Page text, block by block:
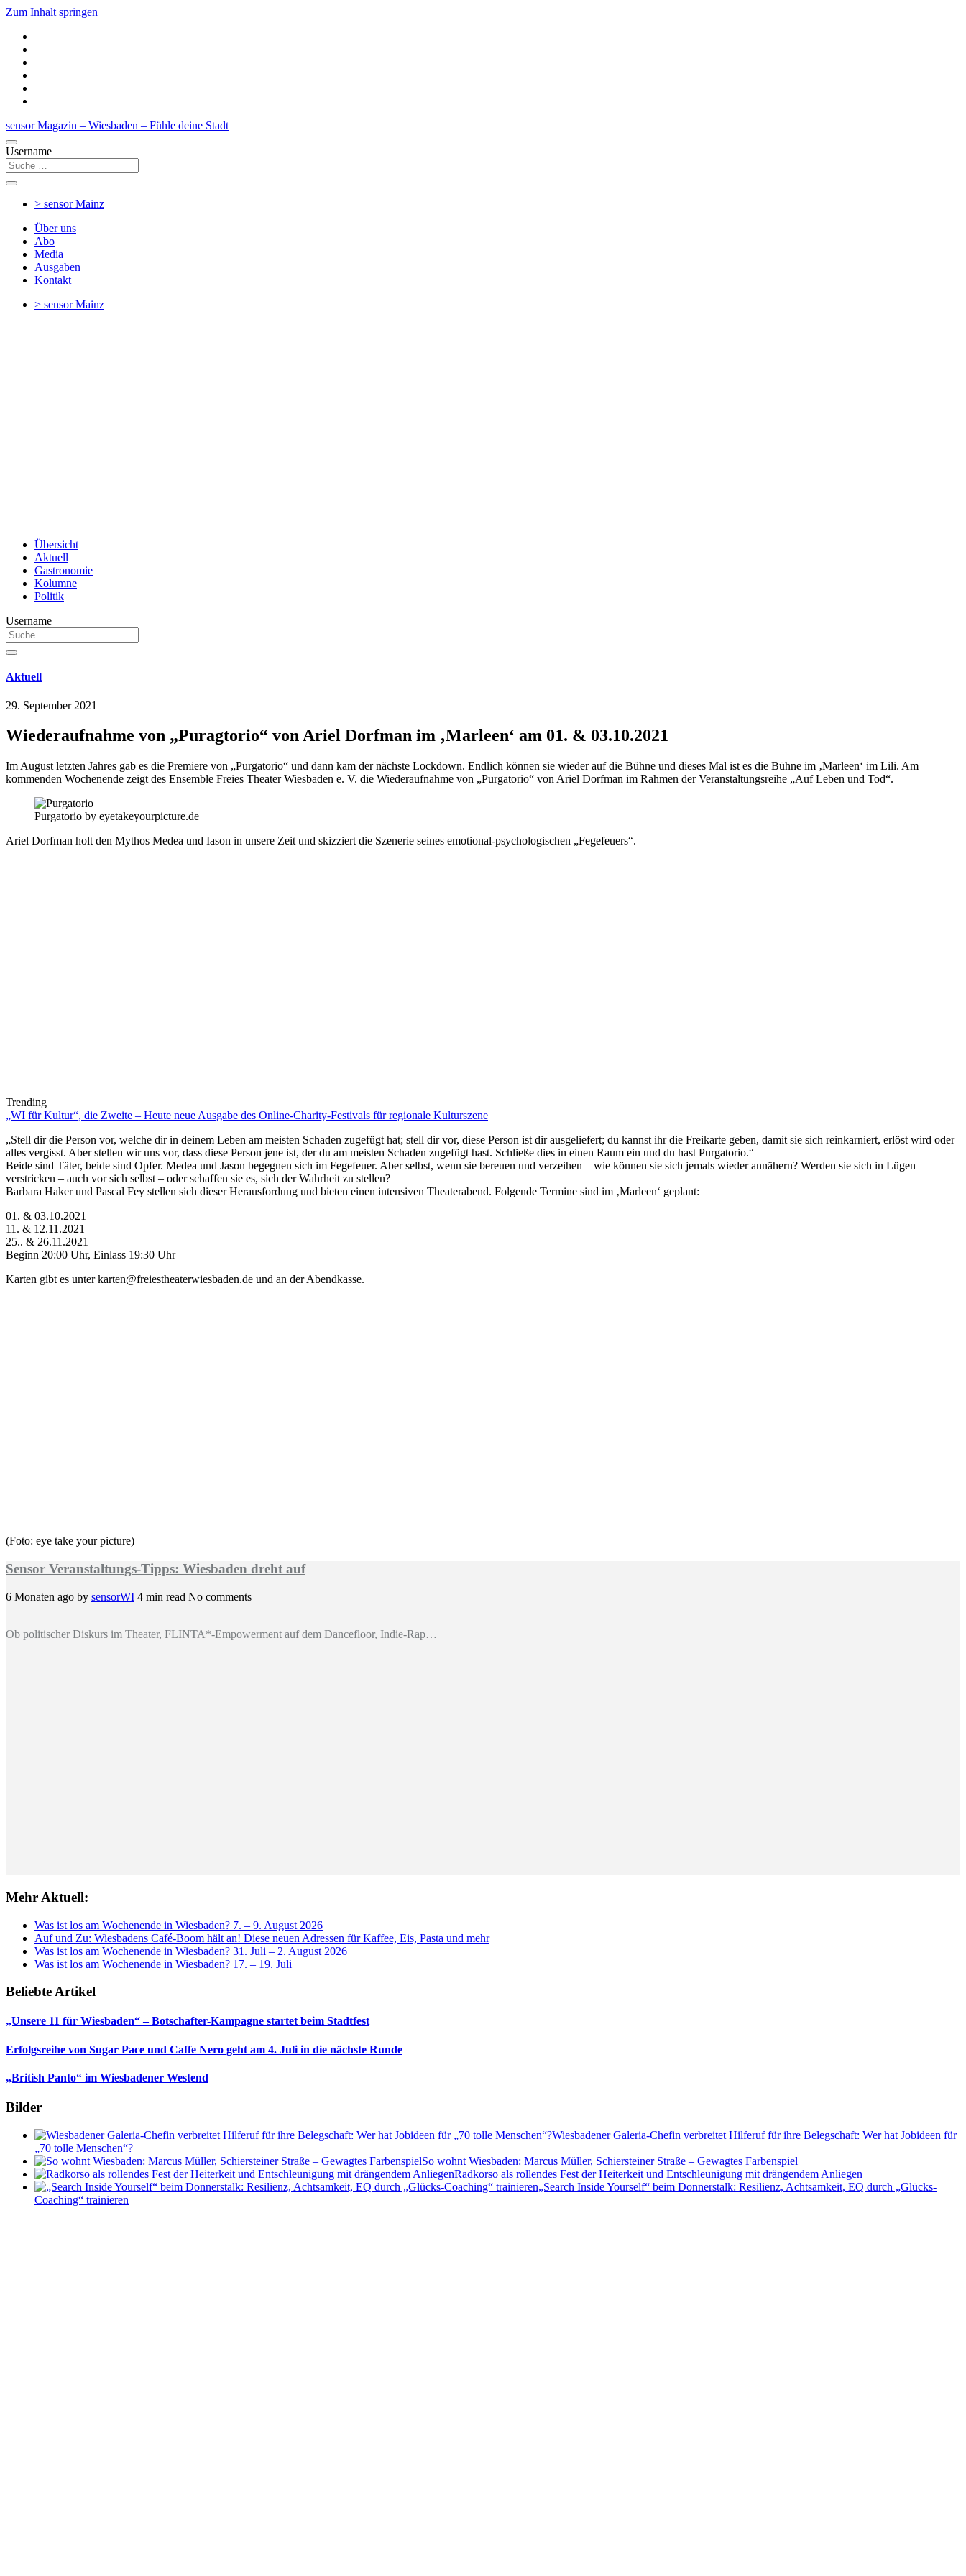
Zum Inhalt springen
sensor Magazin – Wiesbaden – Fühle deine Stadt
Username
> sensorMainz
Über uns
Abo
Media
Ausgaben
Kontakt
> sensorMainz
Übersicht
Aktuell
Gastronomie
Kolumne
Politik
Username
Aktuell
29. September 2021 |
Wiederaufnahme von „Puragtorio“ von Ariel Dorfman im ‚Marleen‘ am 01. & 03.10.2021
Im August letzten Jahres gab es die Premiere von „Purgatorio“ und dann kam der nächste Lockdown. Endlich können sie wieder auf die Bühne und dieses Mal ist es die Bühne im ‚Marleen‘ im Lili. Am
kommenden Wochenende zeigt des Ensemble Freies Theater Wiesbaden e. V. die Wiederaufnahme von „Purgatorio“ von Ariel Dorfman im Rahmen der Veranstaltungsreihe „Auf Leben und Tod“.
Purgatorio by eyetakeyourpicture.de
Ariel Dorfman holt den Mythos Medea und Iason in unsere Zeit und skizziert die Szenerie seines emotional-psychologischen „Fegefeuers“.
Trending
„WI für Kultur“, die Zweite – Heute neue Ausgabe des Online-Charity-Festivals für regionale Kulturszene
„Stell dir die Person vor, welche dir in deinem Leben am meisten Schaden zugefügt hat; stell dir vor, diese Person ist dir ausgeliefert; du kannst ihr die Freikarte geben, damit sie sich reinkarniert, erlöst wird oder
alles vergisst. Aber stellen wir uns vor, dass diese Person jene ist, der du am meisten Schaden zugefügt hast. Schließe dies in einen Raum ein und du hast Purgatorio.“
Beide sind Täter, beide sind Opfer. Medea und Jason begegnen sich im Fegefeuer. Aber selbst, wenn sie bereuen und verzeihen – wie können sie sich jemals wieder annähern? Werden sie sich in Lügen
verstricken – auch vor sich selbst – oder schaffen sie es, sich der Wahrheit zu stellen?
Barbara Haker und Pascal Fey stellen sich dieser Herausfordung und bieten einen intensiven Theaterabend. Folgende Termine sind im ‚Marleen‘ geplant:
01. & 03.10.2021
11. & 12.11.2021
25.. & 26.11.2021
Beginn 20:00 Uhr, Einlass 19:30 Uhr
Karten gibt es unter karten@freiestheaterwiesbaden.de und an der Abendkasse.
(Foto: eye take your picture)
Sensor Veranstaltungs-Tipps: Wiesbaden dreht auf
6 Monaten ago by sensorWI 4 min read No comments
Ob politischer Diskurs im Theater, FLINTA*-Empowerment auf dem Dancefloor, Indie-Rap…
Mehr Aktuell:
Was ist los am Wochenende in Wiesbaden? 7. – 9. August 2026
Auf und Zu: Wiesbadens Café-Boom hält an! Diese neuen Adressen für Kaffee, Eis, Pasta und mehr
Was ist los am Wochenende in Wiesbaden? 31. Juli – 2. August 2026
Was ist los am Wochenende in Wiesbaden? 17. – 19. Juli
Beliebte Artikel
„Unsere 11 für Wiesbaden“ – Botschafter-Kampagne startet beim Stadtfest
Erfolgsreihe von Sugar Pace und Caffe Nero geht am 4. Juli in die nächste Runde
„British Panto“ im Wiesbadener Westend
Bilder
Wiesbadener Galeria-Chefin verbreitet Hilferuf für ihre Belegschaft: Wer hat Jobideen für
„70 tolle Menschen“?
So wohnt Wiesbaden: Marcus Müller, Schiersteiner Straße – Gewagtes Farbenspiel
Radkorso als rollendes Fest der Heiterkeit und Entschleunigung mit drängendem Anliegen
„Search Inside Yourself“ beim Donnerstalk: Resilienz, Achtsamkeit, EQ durch „Glücks-
Coaching“ trainieren